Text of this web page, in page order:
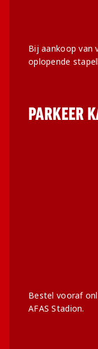
Bij aankoop van
oplopende
PARKEER
Bestel vooraf
AFAS Stadion.